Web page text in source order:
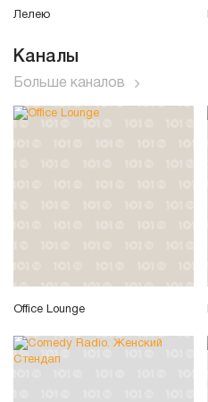
Лелею
Каналы
Больше каналов
Office Lounge